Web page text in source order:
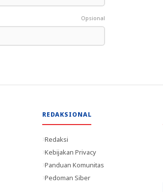
Opsional
REDAKSIONAL
Redaksi
Kebijakan Privacy
Panduan Komunitas
Pedoman Siber